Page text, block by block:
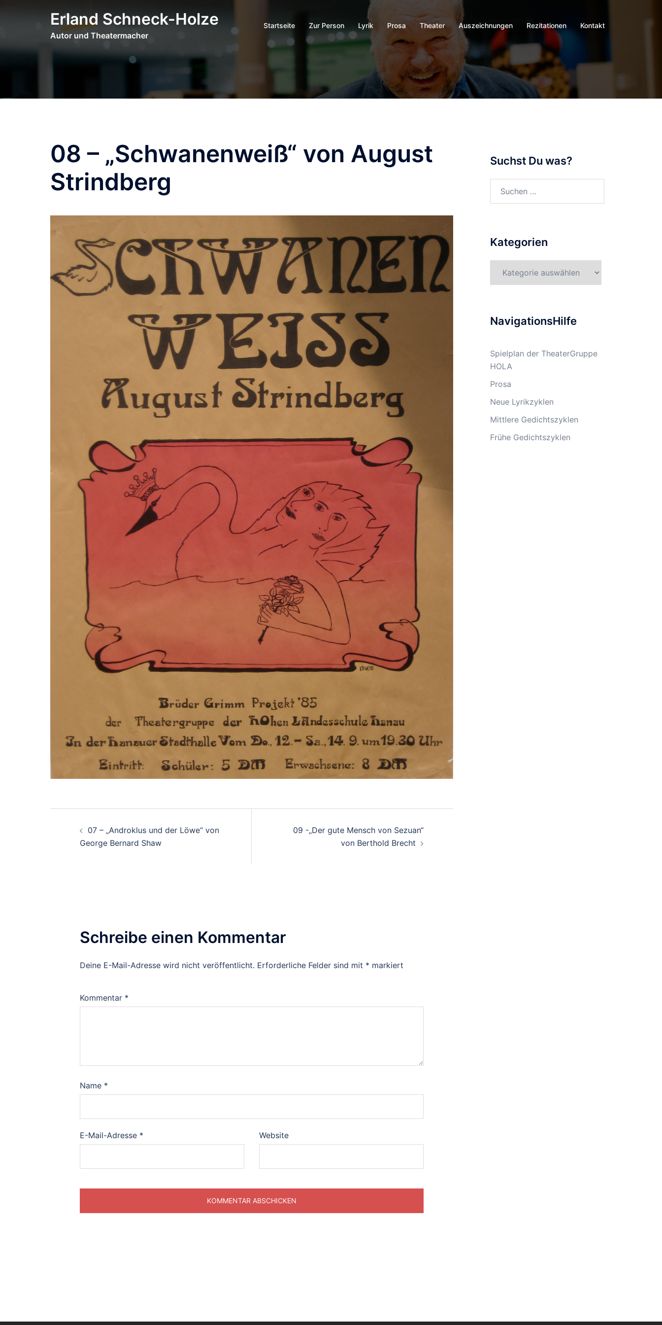
Erland Schneck-Holze
Autor und Theatermacher
Startseite Zur Person Lyrik Prosa Theater Auszeichnungen Rezitationen Kontakt
08 – „Schwanenweiß“ von August
Strindberg
Beitrags-
Navigation
07 – „Androklus und der Löwe“ von
George Bernard Shaw
09 -„Der gute Mensch von Sezuan“
von Berthold Brecht
Schreibe einen Kommentar
Deine E-Mail-Adresse wird nicht veröffentlicht. Erforderliche Felder sind mit * markiert
Kommentar *
Name *
E-Mail-Adresse * Website
Suchst Du was?
Kategorien
NavigationsHilfe
Spielplan der TheaterGruppe
HOLA
Prosa
Neue Lyrikzyklen
Mittlere Gedichtszyklen
Frühe Gedichtszyklen